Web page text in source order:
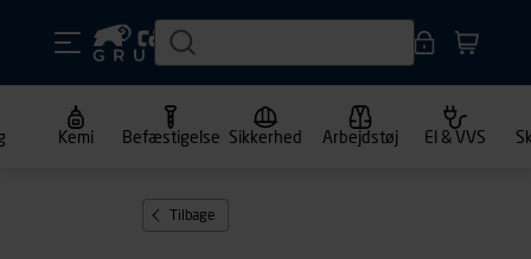
Kemi Befæstigelse Sikkerhed Arbejdstøj El & VVS
Tilbage